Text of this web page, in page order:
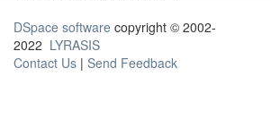
DSpace software copyright © 2002-
2022 LYRASIS
Contact Us | Send Feedback